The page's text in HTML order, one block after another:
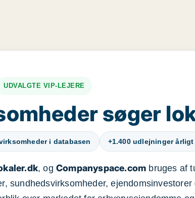
UDVALGTE VIP-LEJERE
søger
i databasen +1.400 udlejninger årligt
, og Companyspace.com bruges af
sundhedsvirksomheder, ejendomsinvestorer